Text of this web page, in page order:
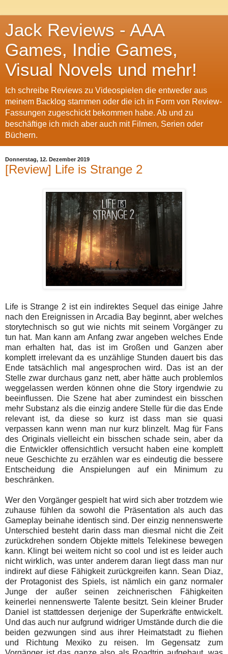
Jack Reviews - AAA
Games, Indie Games,
Visual Novels und mehr!
Ich schreibe Reviews zu Videospielen die entweder aus
meinem Backlog stammen oder die ich in Form von Review-
Fassungen zugeschickt bekommen habe. Ab und zu
beschäftige ich mich aber auch mit Filmen, Serien oder
Büchern.
Donnerstag, 12. Dezember 2019
[Review] Life is Strange 2
Life is Strange 2 ist ein indirektes Sequel das einige Jahre
nach den Ereignissen in Arcadia Bay beginnt, aber welches
storytechnisch so gut wie nichts mit seinem Vorgänger zu
tun hat. Man kann am Anfang zwar angeben welches Ende
man erhalten hat, das ist im Großen und Ganzen aber
komplett irrelevant da es unzählige Stunden dauert bis das
Ende tatsächlich mal angesprochen wird. Das ist an der
Stelle zwar durchaus ganz nett, aber hätte auch problemlos
weggelassen werden können ohne die Story irgendwie zu
beeinflussen. Die Szene hat aber zumindest ein bisschen
mehr Substanz als die einzig andere Stelle für die das Ende
relevant ist, da diese so kurz ist dass man sie quasi
verpassen kann wenn man nur kurz blinzelt. Mag für Fans
des Originals vielleicht ein bisschen schade sein, aber da
die Entwickler offensichtlich versucht haben eine komplett
neue Geschichte zu erzählen war es eindeutig die bessere
Entscheidung die Anspielungen auf ein Minimum zu
beschränken.
Wer den Vorgänger gespielt hat wird sich aber trotzdem wie
zuhause fühlen da sowohl die Präsentation als auch das
Gameplay beinahe identisch sind. Der einzig nennenswerte
Unterschied besteht darin dass man diesmal nicht die Zeit
zurückdrehen sondern Objekte mittels Telekinese bewegen
kann. Klingt bei weitem nicht so cool und ist es leider auch
nicht wirklich, was unter anderem daran liegt dass man nur
indirekt auf diese Fähigkeit zurückgreifen kann. Sean Diaz,
der Protagonist des Spiels, ist nämlich ein ganz normaler
Junge der außer seinen zeichnerischen Fähigkeiten
keinerlei nennenswerte Talente besitzt. Sein kleiner Bruder
Daniel ist stattdessen derjenige der Superkräfte entwickelt.
Und das auch nur aufgrund widriger Umstände durch die die
beiden gezwungen sind aus ihrer Heimatstadt zu fliehen
und Richtung Mexiko zu reisen. Im Gegensatz zum